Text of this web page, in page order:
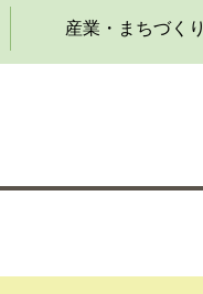
産業・まちづくり